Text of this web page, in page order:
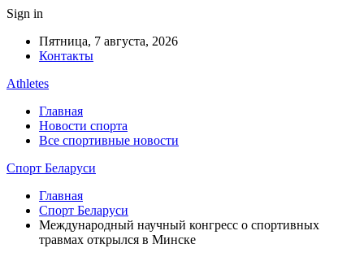
Sign in
Пятница, 7 августа, 2026
Контакты
Athletes
Главная
Новости спорта
Все спортивные новости
Спорт Беларуси
Главная
Спорт Беларуси
Международный научный конгресс о спортивных
травмах открылся в Минске